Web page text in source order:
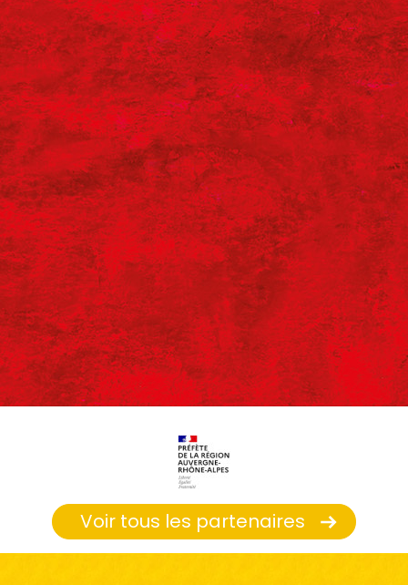
Voir tous les partenaires